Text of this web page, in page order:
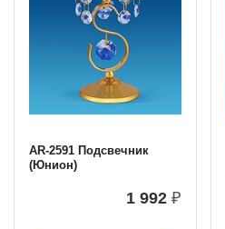
AR-2591 Подсвечник
(Юнион)
1 992 ₽